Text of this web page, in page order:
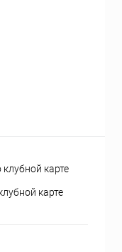
карте